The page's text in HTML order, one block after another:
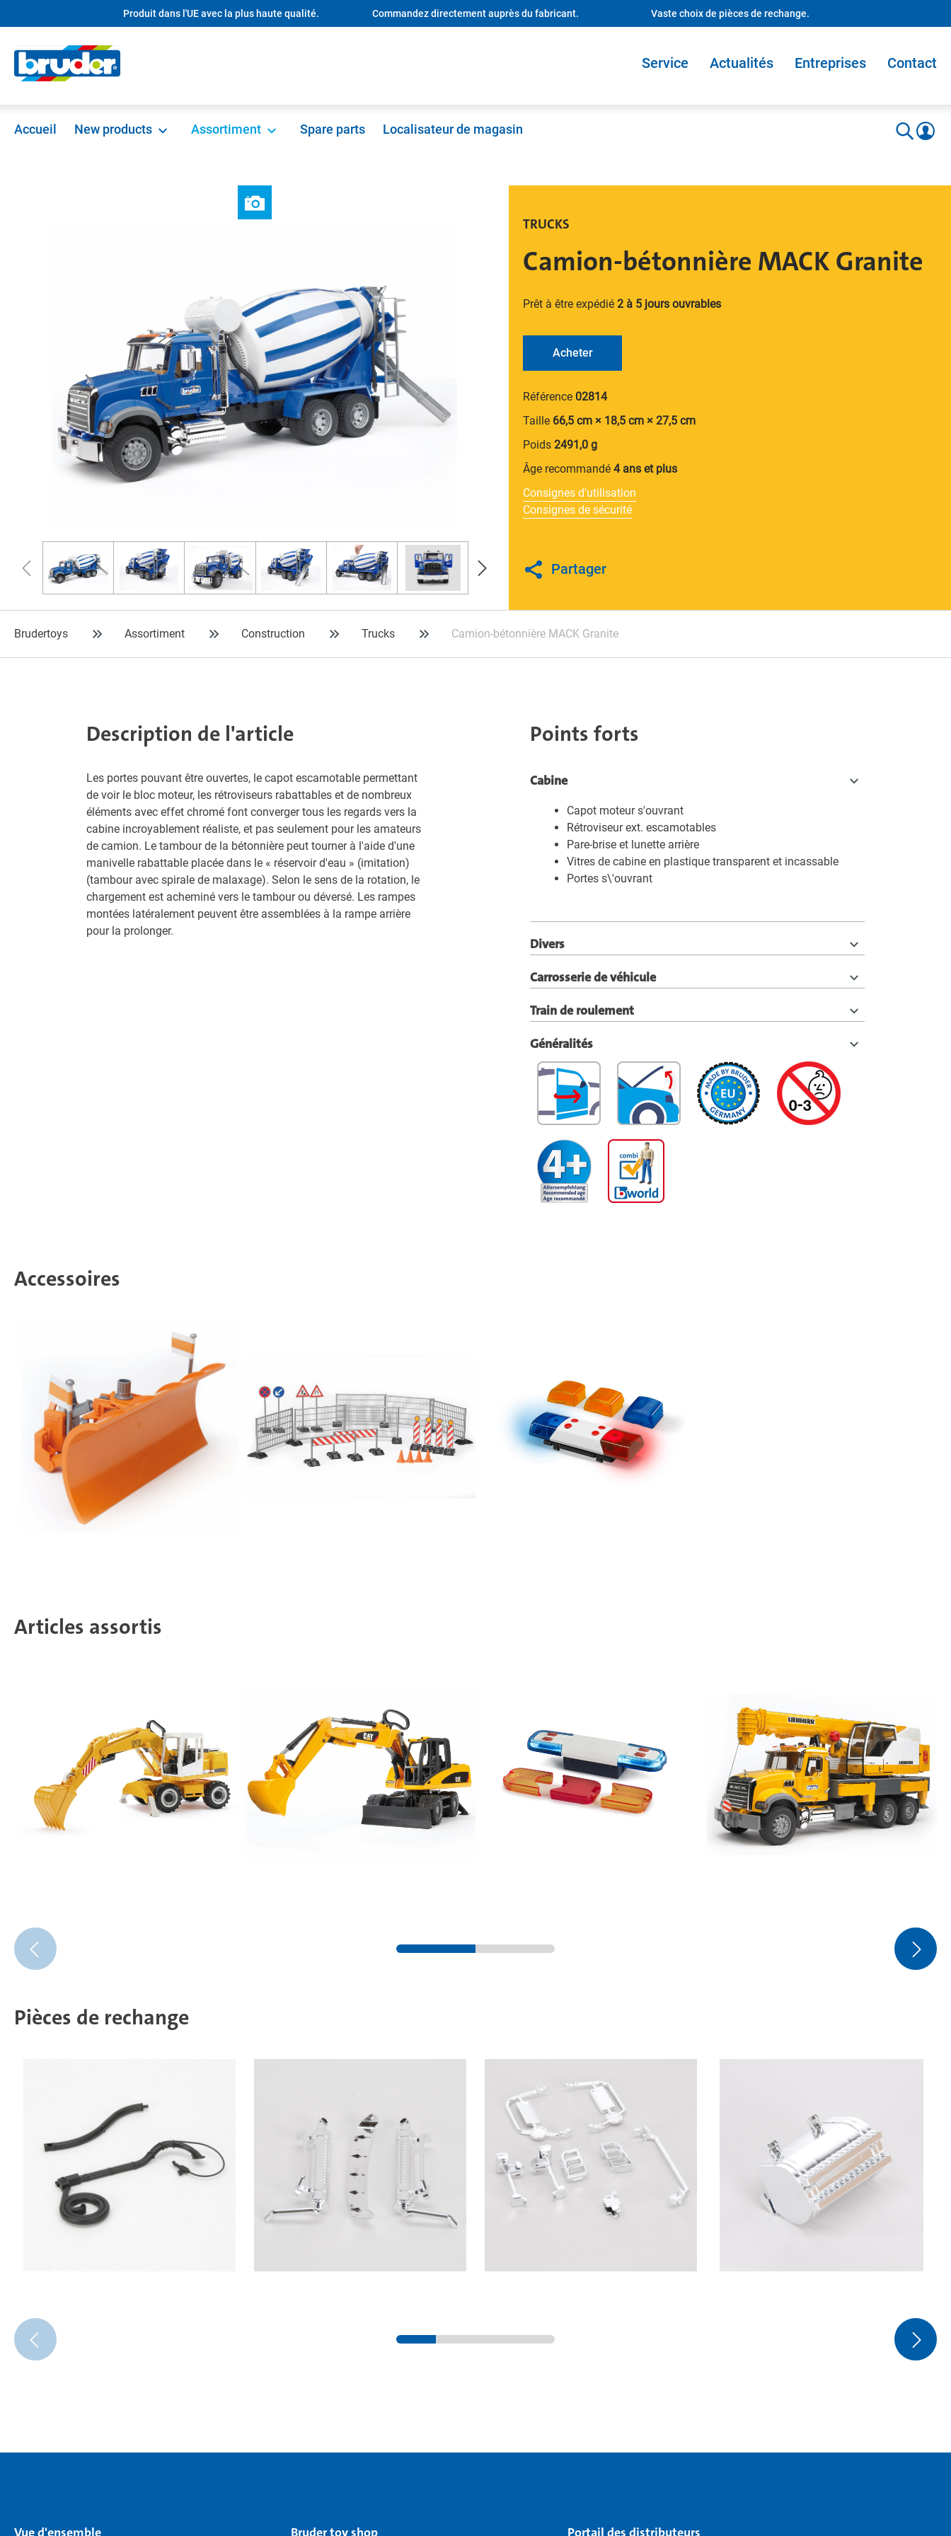
Passer à la navigation principale
Produit dans l'UE avec la plus haute qualité. Commandez directement auprès du fabricant. Vaste choix de pièces de rechange.
Service Actualités Entreprises Contact
Accueil New products Assortiment Spare parts Localisateur de magasin
TRUCKS
Camion-bétonnière MACK Granite
Prêt à être expédié 2 à 5 jours ouvrables
Acheter
Référence 02814
Taille 66,5 cm × 18,5 cm × 27,5 cm
Poids 2491,0 g
Âge recommandé 4 ans et plus
Consignes d'utilisation
Consignes de sécurité
Partager
Brudertoys Assortiment Construction Trucks Camion-bétonnière MACK Granite
Description de l'article
Les portes pouvant être ouvertes, le capot escamotable permettant
de voir le bloc moteur, les rétroviseurs rabattables et de nombreux
éléments avec effet chromé font converger tous les regards vers la
cabine incroyablement réaliste, et pas seulement pour les amateurs
de camion. Le tambour de la bétonnière peut tourner à l'aide d'une
manivelle rabattable placée dans le « réservoir d'eau » (imitation)
(tambour avec spirale de malaxage). Selon le sens de la rotation, le
chargement est acheminé vers le tambour ou déversé. Les rampes
montées latéralement peuvent être assemblées à la rampe arrière
pour la prolonger.
Points forts
Cabine
Capot moteur s'ouvrant
Rétroviseur ext. escamotables
Pare-brise et lunette arrière
Vitres de cabine en plastique transparent et incassable
Portes s\'ouvrant
Divers
Carrosserie de véhicule
Train de roulement
Généralités
Accessoires
Articles assortis
Pièces de rechange
Vue d'ensemble Bruder toy shop Portail des distributeurs